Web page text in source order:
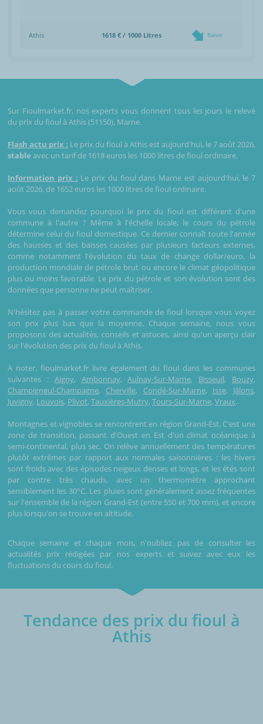
Athis 1618 € / 1000 Litres Baisse
Sur Fioulmarket.fr, nos experts vous donnent tous les jours le relevé
du prix du fioul à Athis (51150), Marne.
Flash actu prix : Le prix du fioul à Athis est aujourd'hui, le 7 août 2026,
stable avec un tarif de 1618 euros les 1000 litres de fioul ordinaire.
Information prix : Le prix du fioul dans Marne est aujourd'hui, le 7
août 2026, de 1652 euros les 1000 litres de fioul ordinaire.
Vous vous demandez pourquoi le prix du fioul est différent d'une
commune à l'autre ? Même à l'échelle locale, le cours du pétrole
détermine celui du fioul domestique. Ce dernier connaît toute l'année
des hausses et des baisses causées par plusieurs facteurs externes,
comme notamment l'évolution du taux de change dollar/euro, la
production mondiale de pétrole brut ou encore le climat géopolitique
plus ou moins favorable. Le prix du pétrole et son évolution sont des
données que personne ne peut maîtriser.
N'hésitez pas à passer votre commande de fioul lorsque vous voyez
son prix plus bas que la moyenne. Chaque semaine, nous vous
proposons des actualités, conseils et astuces, ainsi qu'un aperçu clair
sur l'évolution des prix du fioul à Athis.
À noter, fioulmarket.fr livre également du fioul dans les communes
suivantes : Aigny, Ambonnay,Aulnay-Sur-Marne, Bisseuil, Bouzy,
Champigneul-Champagne, Cherville, Condé-Sur-Marne, Isse, Jâlons,
Juvigny, Louvois, Plivot, Tauxières-Mutry, Tours-Sur-Marne, Vraux.
Montagnes et vignobles se rencontrent en région Grand-Est. C'est une
zone de transition, passant d'Ouest en Est d'un climat océanique à
semi-continental, plus sec. On relève annuellement des températures
plutôt extrêmes par rapport aux normales saisonnières : les hivers
sont froids avec des épisodes neigeux denses et longs, et les étés sont
par contre très chauds, avec un thermomètre approchant
sensiblement les 30°C. Les pluies sont généralement assez fréquentes
sur l'ensemble de la région Grand-Est (entre 550 et 700 mm), et encore
plus lorsqu'on se trouve en altitude.
Chaque semaine et chaque mois, n'oubliez pas de consulter les
actualités prix rédigées par nos experts et suivez avec eux les
fluctuations du cours du fioul.
Tendance des prix du fioul à
Athis